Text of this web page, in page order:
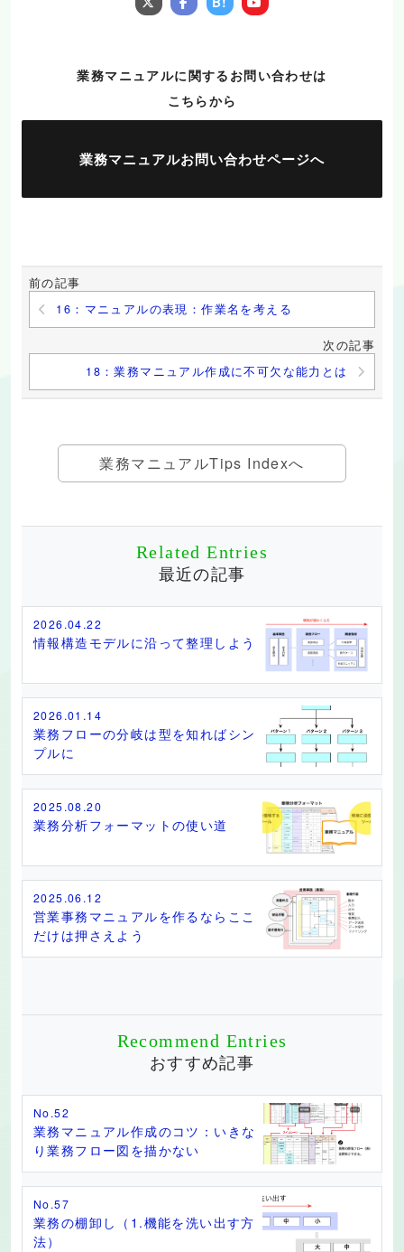
業務マニュアルに関するお問い合わせは
こちらから
業務マニュアルお問い合わせページへ
前の記事
16：マニュアルの表現：作業名を考える
次の記事
18：業務マニュアル作成に不可欠な能力とは
業務マニュアルTips Indexへ
Related Entries
最近の記事
2026.04.22
情報構造モデルに沿って整理しよう
2026.01.14
業務フローの分岐は型を知ればシン
プルに
2025.08.20
業務分析フォーマットの使い道
2025.06.12
営業事務マニュアルを作るならここ
だけは押さえよう
Recommend Entries
おすすめ記事
No.52
業務マニュアル作成のコツ：いきな
り業務フロー図を描かない
No.57
業務の棚卸し（1.機能を洗い出す方
法）